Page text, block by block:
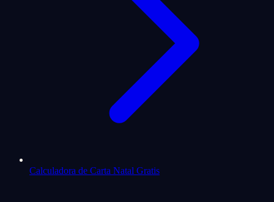
Calculadora de Carta Natal Gratis